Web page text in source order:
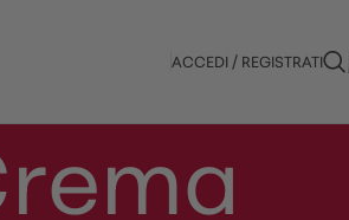
ACCEDI / REGISTRATI